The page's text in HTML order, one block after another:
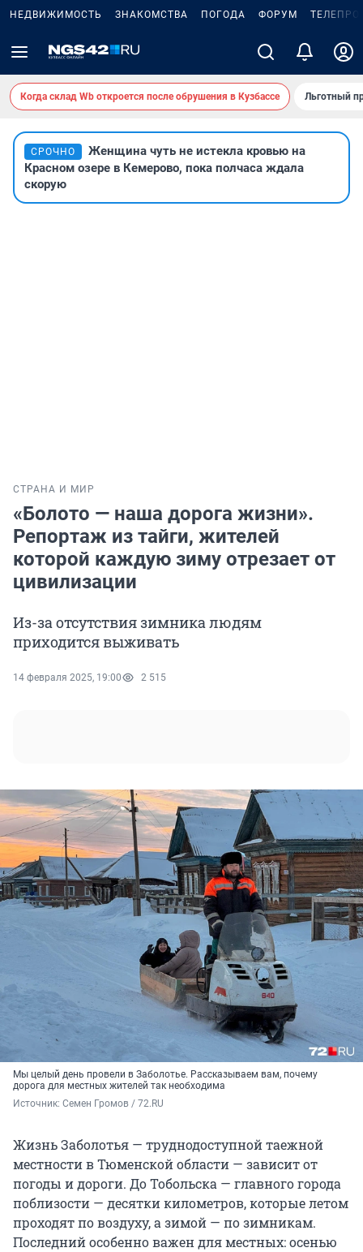
НЕДВИЖИМОСТЬ ЗНАКОМСТВА ПОГОДА ФОРУМ
Когда склад Wb откроется после обрушения в Кузбассе Льготный
СРОЧНО
Женщина чуть не истекла кровью на
Красном озере в Кемерово, пока полчаса ждала
скорую
СТРАНА И МИР
«Болото — наша дорога жизни».
Репортаж из тайги, жителей
которой каждую зиму отрезает от
цивилизации
Из-за отсутствия зимника людям
приходится выживать
14 февраля 2025, 19:00 2 515
Мы целый день провели в Заболотье. Рассказываем вам, почему
дорога для местных жителей так необходима
Источник: Семен Громов / 72.RU
Жизнь Заболотья — труднодоступной таежной
местности в Тюменской области — зависит от
погоды и дороги. До Тобольска — главного города
поблизости — десятки километров, которые летом
проходят по воздуху, а зимой — по зимникам.
Последний особенно важен для местных: осенью